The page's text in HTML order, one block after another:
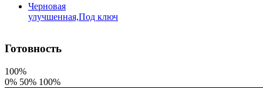
Черновая
улучшенная,Под ключ
Готовность
100%
0% 50% 100%